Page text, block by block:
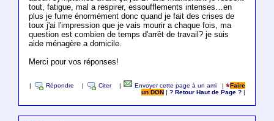
tout, fatigue, mal a respirer, essoufflements intenses…en
plus je fume énormément donc quand je fait des crises de
toux j'ai l'impression que je vais mourir a chaque fois, ma
question est combien de temps d'arrêt de travail? je suis
aide ménagère a domicile.
Merci pour vos réponses!
Répondre Citer Envoyer cette page à un ami |
Faire
un DON
|? Retour Haut de Page ?